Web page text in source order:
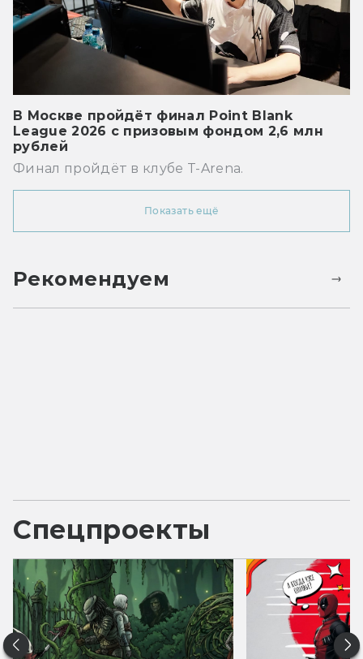
В Москве пройдёт финал Point Blank
League 2026 с призовым фондом 2,6 млн
рублей
Финал пройдёт в клубе T-Arena.
Показать ещё
Рекомендуем
Спецпроекты